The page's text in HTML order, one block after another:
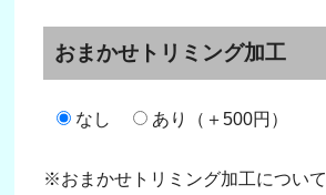
おまかせトリミング加工
なし あり（＋500円）
※おまかせトリミング加工について